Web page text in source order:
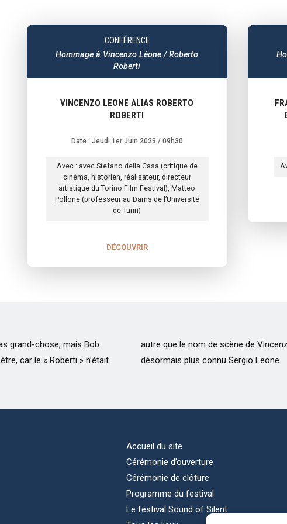
CONFÉRENCE
Hommage à Vincenzo Léone / Roberto
Roberti
VINCENZO LEONE ALIAS ROBERTO
ROBERTI
Date : Jeudi 1er Juin 2023 / 09h30
Avec : avec Stefano della Casa (critique de
cinéma, historien, réalisateur, directeur
artistique du Torino Film Festival), Matteo
Pollone (professeur au Dams de l’Université
de Turin)
DÉCOUVRIR
grand-chose, mais Bob
car le « Roberti » n’était
réalisateur et père du
désormais plus connu Sergio Leone.
Accueil du site
Cérémonie d’ouverture
Cérémonie de clôture
Programme du festival
Le festival Sound of Silent